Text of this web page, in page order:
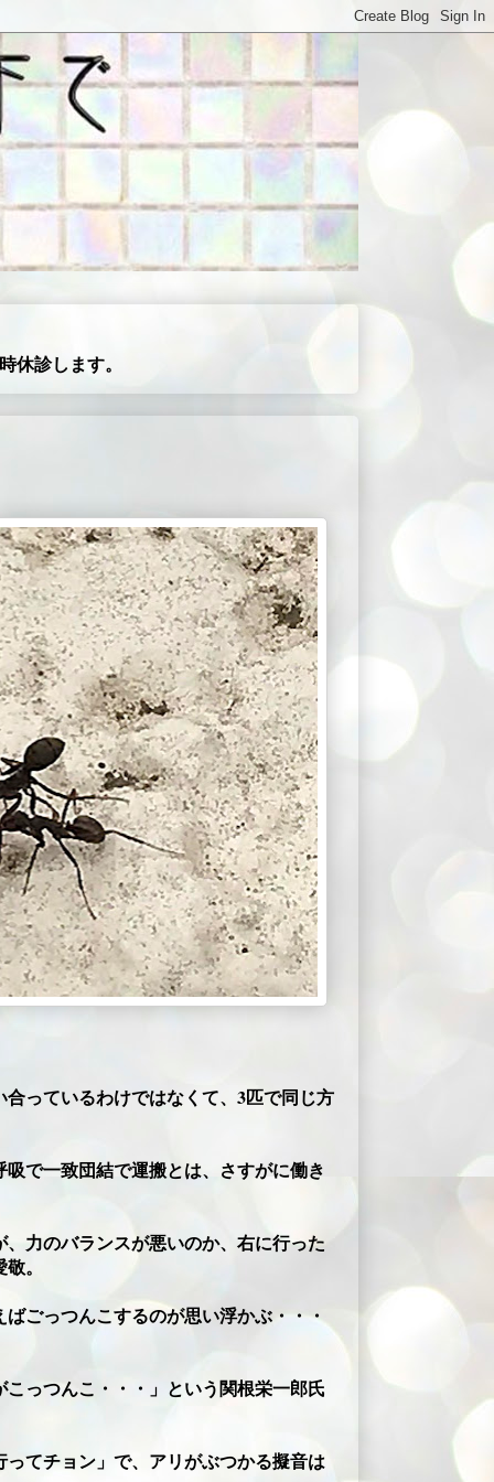
休診します。
っているわけではなくて、3匹で同じ方
で一致団結で運搬とは、さすがに働き
力のバランスが悪いのか、右に行った
。
ごっつんこするのが思い浮かぶ・・・
っつんこ・・・」という関根栄一郎氏
てチョン」で、アリがぶつかる擬音は